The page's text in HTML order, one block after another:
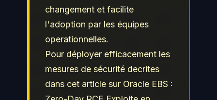
changement et facilite
l'adoption par les équipes
operationnelles.
Pour déployer efficacement les
mesures de sécurité decrites
dans cet article sur Oracle EBS :